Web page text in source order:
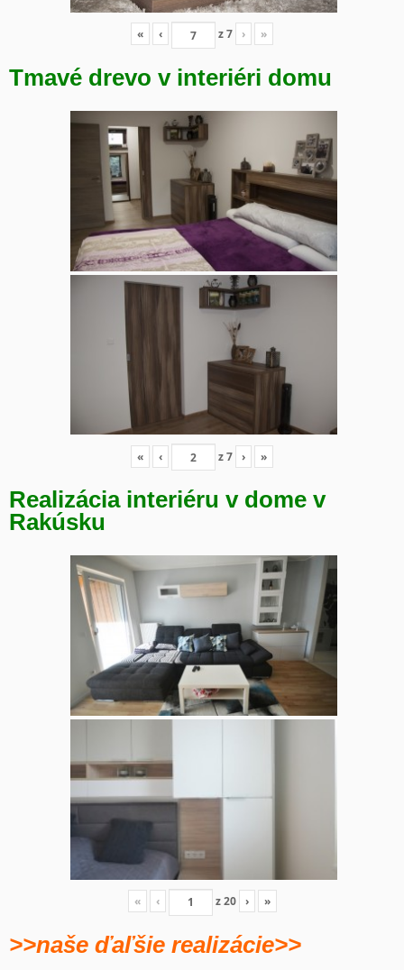
« ‹ z7 › »
Tmavé drevo v interiéri domu
« ‹ z7 › »
Realizácia interiéru v dome v
Rakúsku
« ‹ z20 › »
>>naše ďaľšie realizácie>>